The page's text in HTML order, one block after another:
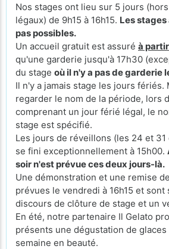
Nos stages ont lieu sur 5 jours
légaux) de 9h15 à 16h15. Les stages
pas possibles.
Un accueil gratuit est assuré à
qu'une garderie jusqu'à 17h30
du stage où il n'y a pas de garderie
Il n'y a jamais stage les jours fériés.
regarder le nom de la période, lors
comprenant un jour férié légal, le
stage est spécifié.
Les jours de réveillons (les 24 et
se fini exceptionnellement à 15h00.
soir n'est prévue ces deux jours-là.
Une démonstration et une remise
prévues le vendredi à 16h15 et sont
discours de clôture de stage et un
En été, notre partenaire Il Gelato
présents une dégustation de
semaine en beauté.